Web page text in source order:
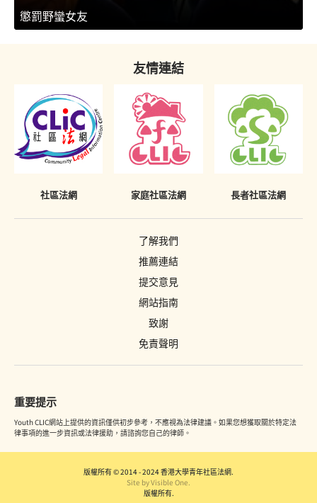
懲罰野蠻女友
友情連結
社區法網 家庭社區法網 長者社區法網
了解我們
推薦連結
提交意見
網站指南
致謝
免責聲明
重要提示
Youth CLIC網站上提供的資訊僅供初步參考，不應視為法律建議。如果您想獲取關於特定法
律事項的進一步資訊或法律援助，請諮詢您自己的律師。
版權所有 © 2014 - 2024 香港大學青年社區法網.
Site by Visible One.
版權所有.